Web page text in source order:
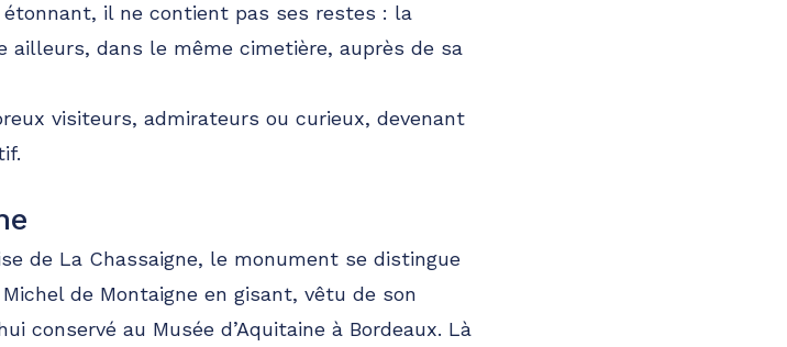
il ne contient pas ses restes : la
ailleurs, dans le même cimetière, auprès de sa
visiteurs, admirateurs ou curieux, devenant
de La Chassaigne, le monument se distingue
de Montaigne en gisant, vêtu de son
conservé au Musée d’Aquitaine à Bordeaux. Là